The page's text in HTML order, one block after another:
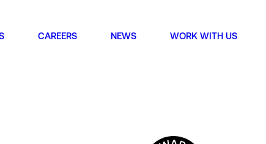
CAREERS NEWS WORK WITH US